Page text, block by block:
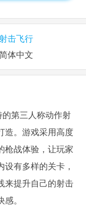
击飞行
体中文
第三人称动作射
造。游戏采用高度
枪战体验，让玩家
有多样的关卡，
来提升自己的射击
。